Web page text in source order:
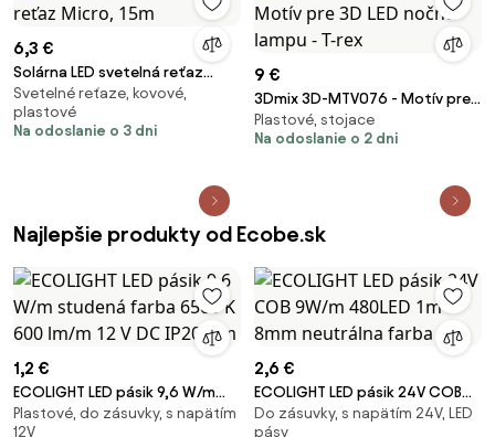
6,3 €
Solárna LED svetelná reťaz
Micro, 15m
Svetelné reťaze, kovové,
plastové
Na odoslanie o 3 dni
9 €
3Dmix 3D-MTV076 - Motív pre
3D LED nočnú lampu - T-rex
Plastové, stojace
Na odoslanie o 2 dni
Najlepšie produkty od Ecobe.sk
1,2 €
ECOLIGHT LED pásik 9,6 W/m
studená farba 6500 K 600
Plastové, do zásuvky, s napätím
12V
2,6 €
ECOLIGHT LED pásik 24V COB
9W/m 480LED 1m 8mm
Do zásuvky, s napätím 24V, LED
pásy